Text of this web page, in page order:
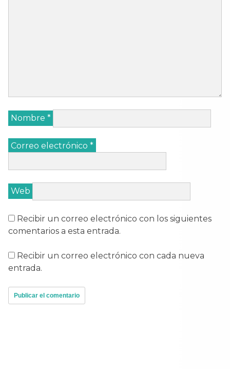
Nombre *
Correo electrónico *
Web
Recibir un correo electrónico con los siguientes
comentarios a esta entrada.
Recibir un correo electrónico con cada nueva
entrada.